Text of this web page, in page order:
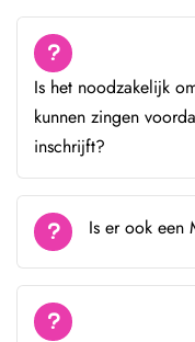
Is het noodzakelijk
kunnen zingen
inschrijft?
Is er ook een